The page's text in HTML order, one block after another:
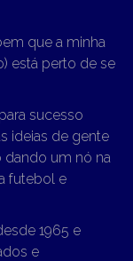
que a minha
está perto de se
sucesso
ideias de gente
dando um nó na
futebol e
1965 e
e